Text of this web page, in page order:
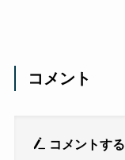
コメント
コメントする